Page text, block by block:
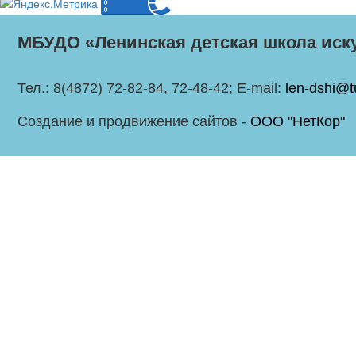
МБУДО «Ленинская детская школа
Тел.: 8(4872) 72-82-84, 72-48-42; E-mail: len-
Создание и продвижение сайтов - ООО "НетКор"